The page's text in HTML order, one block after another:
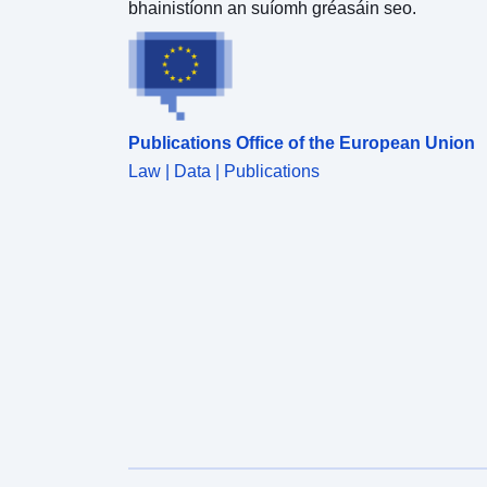
bhainistíonn an suíomh gréasáin seo.
Publications Office of the European Union
Law | Data | Publications